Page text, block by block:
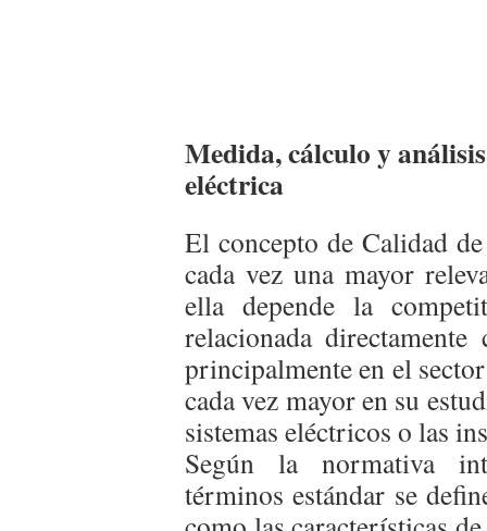
Medida, cálculo y
eléctrica
El concepto de Calidad
cada vez una mayor
ella depende la
relacionada
principalmente en el
cada vez mayor en su
sistemas eléctricos o las
Según la normativa
términos estándar se